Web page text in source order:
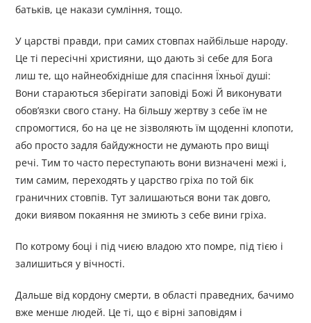
батьків, це накази сумління, тощо.
У царстві правди, при самих стовпах найбільше народу.
Це ті пересічні християни, що дають зі себе для Бога
лиш те, що найнеобхідніше для спасіння Їхньої душі:
Вони стараються зберігати заповіді Божі Й виконувати
обов’язки свого стану. На більшу жертву з себе їм не
спромогтися, бо на це не зізволяють їм щоденні клопоти,
або просто задля байдужности не думають про вищі
речі. Тим то часто переступають вони визначені межі і,
тим самим, переходять у царство гріха по той бік
граничних стовпів. Тут залишаються вони так довго,
доки виявом покаяння не змиють з себе вини гріха.
По котрому боці і під чиєю владою хто помре, під тією і
залишиться у вічності.
Дальше від кордону смерти, в області праведних, бачимо
вже менше людей. Це ті, що є вірні заповідям і